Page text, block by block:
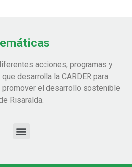
acciones, programas y
desarrolla la CARDER para
el desarrollo sostenible
Risaralda.